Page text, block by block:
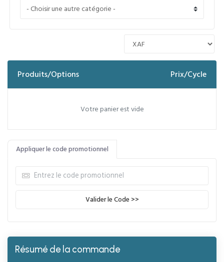
Produits/Options Prix/Cycle
Votre panier est vide
Appliquer le code promotionnel
Valider le Code >>
Résumé de la commande